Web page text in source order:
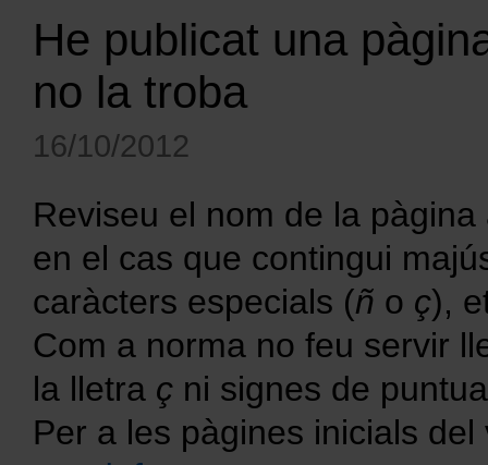
He publicat una
no la troba
16/10/2012
Reviseu el nom de la
en el cas que contingui
caràcters especials (ñ o ç),
Com a norma no feu servir
la lletra ç ni signes de
Per a les pàgines inicials